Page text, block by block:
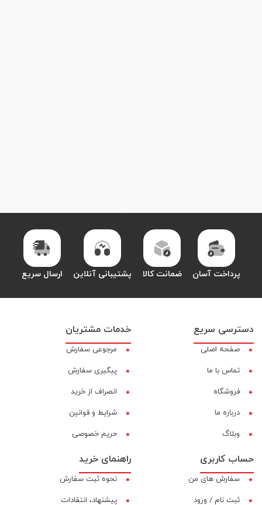
پرداخت آسان ضمانت کالا پشتیبانی آنلاین ارسال سریع
دسترسی سریع
صفحه اصلی
تماس با ما
فروشگاه
درباره ما
وبلاگ
خدمات مشتریان
مرجوعی سفارش
پیگیری سفارش
انصراف از خرید
شرایط و قوانین
حریم خصوصی
حساب کاربری
سفارش های من
ثبت نام / ورود
راهنمای خرید
نحوه ثبت سفارش
پیشنهاد، انتقادات